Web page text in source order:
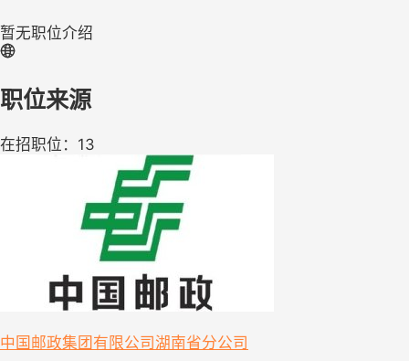
暂无职位介绍
职位来源
在招职位：13
中国邮政集团有限公司湖南省分公司